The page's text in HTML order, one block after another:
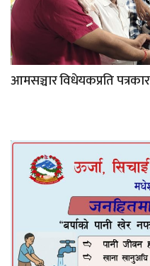
आमसञ्चार विधेयकप्रति